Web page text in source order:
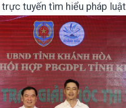
tuyến tìm hiểu pháp luật